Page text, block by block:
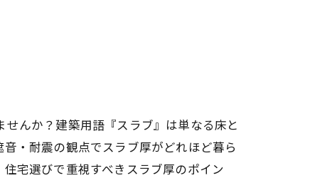
んか？建築用語『スラブ』は単なる床と
・耐震の観点でスラブ厚がどれほど暮ら
宅選びで重視すべきスラブ厚のポイン